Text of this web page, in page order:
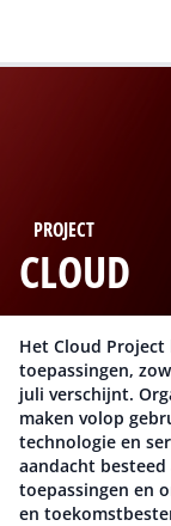
PROJECT
CLOUD
Het Cloud
toepassingen,
juli verschijnt.
maken volop
technologie en
aandacht
toepassingen en
en